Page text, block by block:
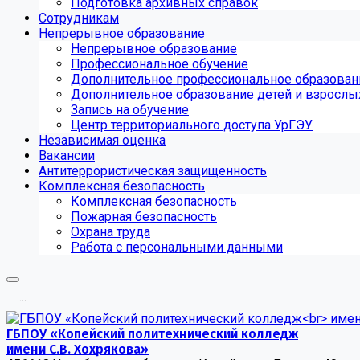
Сотрудникам
Непрерывное образование
Непрерывное образование
Профессиональное обучение
Дополнительное профессиональное
Дополнительное образование детей и
Запись на обучение
Центр территориального доступа УрГЭУ
Независимая оценка
Вакансии
Антитеррористическая защищенность
Комплексная безопасность
Комплексная безопасность
Пожарная безопасность
Охрана труда
Работа с персональными данными
...
ГБПОУ «Копейский политехнический колледж
имени С.В. Хохрякова»